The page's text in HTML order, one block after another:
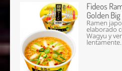
Fideos
Golden
Ramen
elaborado
Wagyu y
lentamente.